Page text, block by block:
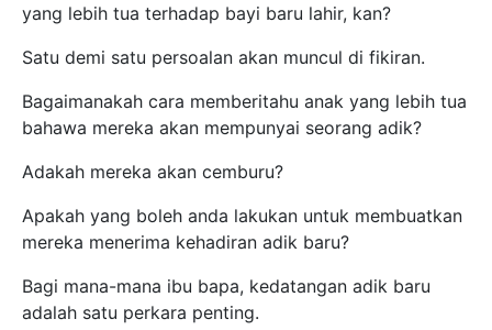
yang lebih tua terhadap bayi baru lahir, kan?
Satu demi satu persoalan akan muncul di fikiran.
Bagaimanakah cara memberitahu anak yang lebih tua
bahawa mereka akan mempunyai seorang adik?
Adakah mereka akan cemburu?
Apakah yang boleh anda lakukan untuk membuatkan
mereka menerima kehadiran adik baru?
Bagi mana-mana ibu bapa, kedatangan adik baru
adalah satu perkara penting.